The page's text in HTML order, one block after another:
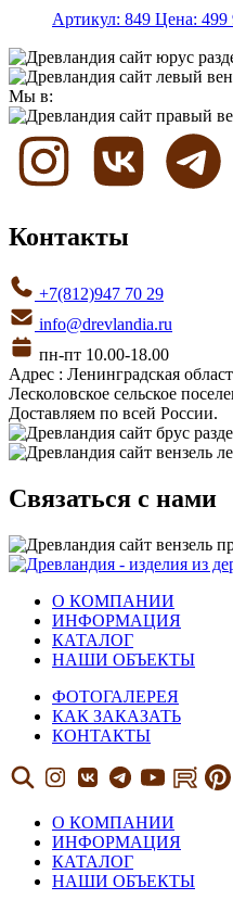
Артикул: 849 Цена: 499
Мы в:
Контакты
+7(812)947 70 29
info@drevlandia.ru
пн-пт 10.00-18.00
Адрес : Ленинградская
Лесколовское сельское
Доставляем по всей России.
Связаться с нами
О КОМПАНИИ
ИНФОРМАЦИЯ
КАТАЛОГ
НАШИ ОБЪЕКТЫ
ФОТОГАЛЕРЕЯ
КАК ЗАКАЗАТЬ
КОНТАКТЫ
О КОМПАНИИ
ИНФОРМАЦИЯ
КАТАЛОГ
НАШИ ОБЪЕКТЫ